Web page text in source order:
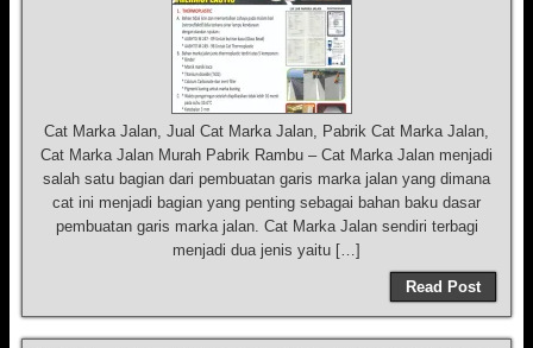
Cat Marka Jalan, Jual Cat Marka Jalan, Pabrik Cat Marka Jalan,
Cat Marka Jalan Murah Pabrik Rambu – Cat Marka Jalan menjadi
salah satu bagian dari pembuatan garis marka jalan yang dimana
cat ini menjadi bagian yang penting sebagai bahan baku dasar
pembuatan garis marka jalan. Cat Marka Jalan sendiri terbagi
menjadi dua jenis yaitu […]
Read Post